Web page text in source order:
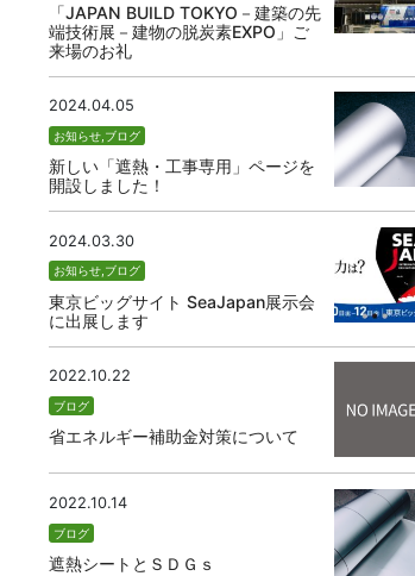
「JAPAN BUILD TOKYO－建築の先
端技術展－建物の脱炭素EXPO」ご
来場のお礼
2024.04.05
お知らせ ブログ
新しい「遮熱・工事専用」ページを
開設しました！
2024.03.30
お知らせ,ブログ
東京ビッグサイト SeaJapan展示会
に出展します
2022.10.22
ブログ
省エネルギー補助金対策について
2022.10.14
ブログ
遮熱シートとＳＤＧｓ